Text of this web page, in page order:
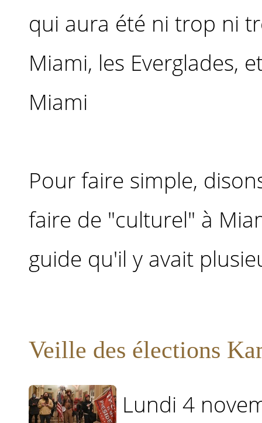
qui aura été ni trop ni
Miami, les Everglades,
Miami
Pour faire simple,
faire de "culturel" à
guide qu'il y avait
Veille des élections
Lundi 4